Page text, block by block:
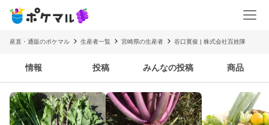
産直・通販のポケマル 生産者一覧 宮崎県の生産者 谷口寛俊 | 株式会社百姓隊
情報 投稿 みんなの投稿 商品